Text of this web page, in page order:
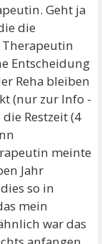
Geht ja
die
Entscheidung
Reha bleiben
(nur zur Info -
Restzeit (4
meinte
Jahr
so in
mein
war das